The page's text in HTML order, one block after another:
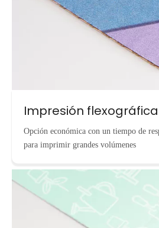
Impresión flexográfica
Opción económica con un tiempo de
para imprimir grandes volúmenes